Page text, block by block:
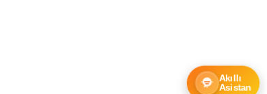
Akıllı
Asistan